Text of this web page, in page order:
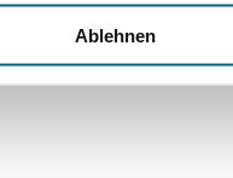
Ablehnen